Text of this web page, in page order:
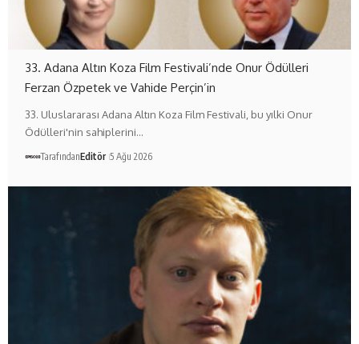
33. Adana Altın Koza Film Festivali’nde Onur Ödülleri
Ferzan Özpetek ve Vahide Perçin’in
33. Uluslararası Adana Altın Koza Film Festivali, bu yılki Onur
Ödülleri'nin sahiplerini…
TarafındanEditör 5 Ağu 2026